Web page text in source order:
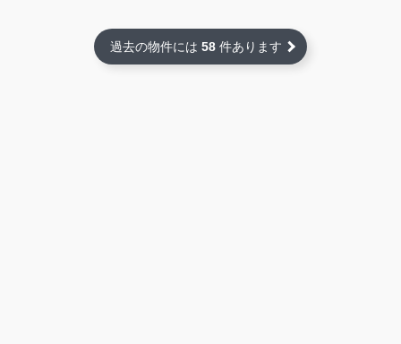
過去の物件には 58 件あります